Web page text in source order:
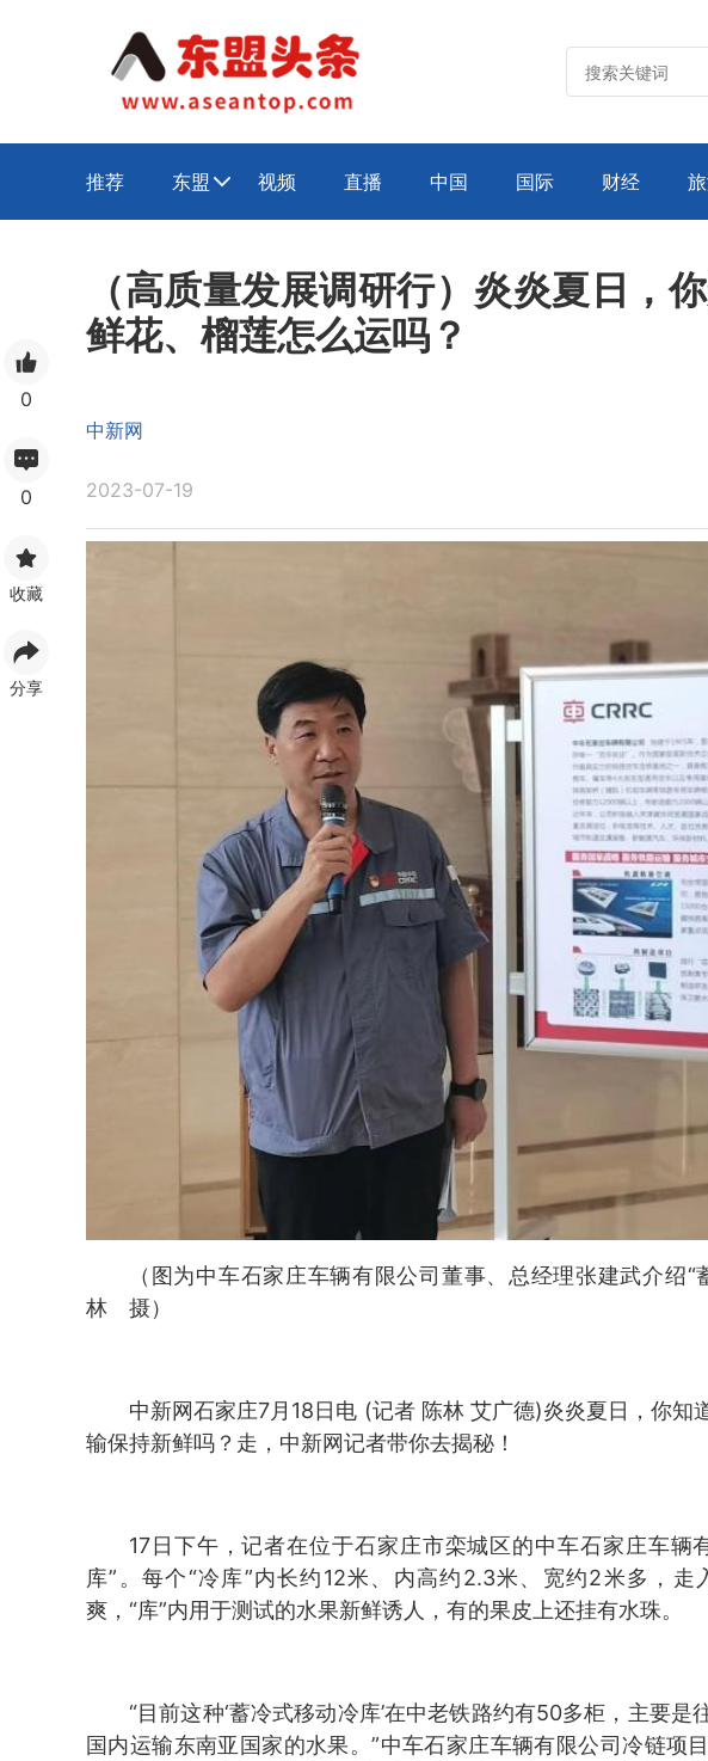
推荐 东盟  视频 直播 中国 国际 财经
0
0
收藏
分享
（高质量发展调研行）炎炎夏日，
鲜花、榴莲怎么运吗？
中新网
2023-07-19
（图为中车石家庄车辆有限公司董事、总经理张建武介
林 摄）
中新网石家庄7月18日电 (记者 陈林 艾广德)炎炎夏日，你知
输保持新鲜吗？走，中新网记者带你去揭秘！
17日下午，记者在位于石家庄市栾城区的中车石家庄车辆
库”。每个“冷库”内长约12米、内高约2.3米、宽约2米多，
爽，“库”内用于测试的水果新鲜诱人，有的果皮上还挂有水珠。
“目前这种‘蓄冷式移动冷库’在中老铁路约有50多柜，主要
国内运输东南亚国家的水果。”中车石家庄车辆有限公司冷链项